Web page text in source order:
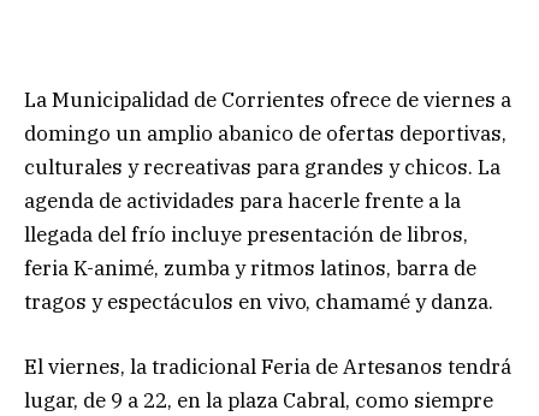
La Municipalidad de Corrientes ofrece de viernes a
domingo un amplio abanico de ofertas deportivas,
culturales y recreativas para grandes y chicos. La
agenda de actividades para hacerle frente a la
llegada del frío incluye presentación de libros,
feria K-animé, zumba y ritmos latinos, barra de
tragos y espectáculos en vivo, chamamé y danza.
El viernes, la tradicional Feria de Artesanos tendrá
lugar, de 9 a 22, en la plaza Cabral, como siempre